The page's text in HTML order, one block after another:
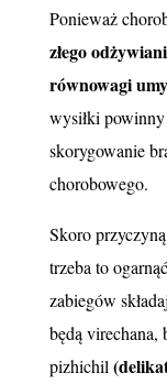
Ponieważ
złego
równowagi
wysiłki
skorygowanie
chorobowego.
Skoro
trzeba to
zabiegów
będą virechana,
pizhichil